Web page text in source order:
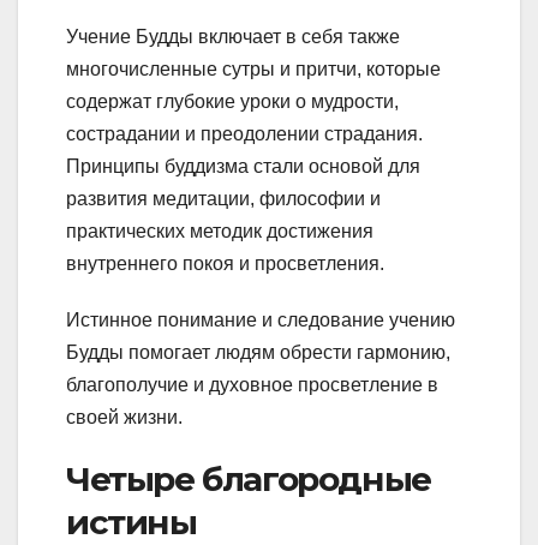
Учение Будды включает в себя также
многочисленные сутры и притчи, которые
содержат глубокие уроки о мудрости,
сострадании и преодолении страдания.
Принципы буддизма стали основой для
развития медитации, философии и
практических методик достижения
внутреннего покоя и просветления.
Истинное понимание и следование учению
Будды помогает людям обрести гармонию,
благополучие и духовное просветление в
своей жизни.
Четыре благородные
истины